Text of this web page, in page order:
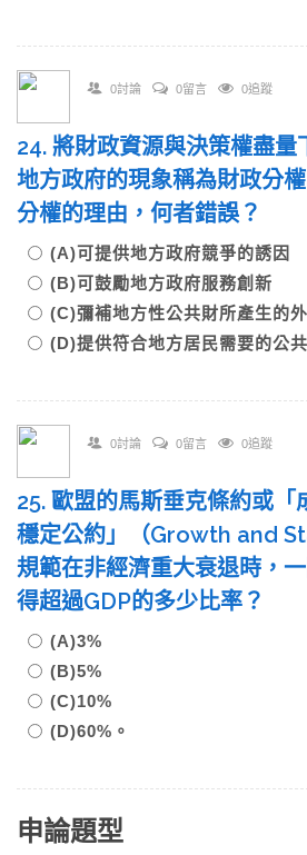
0討論 0留言 0追蹤
24. 將財政資源與決策權盡量
地方政府的現象稱為財政分
分權的理由，何者錯誤？
(A)可提供地方政府競爭的誘因
(B)可鼓勵地方政府服務創新
(C)彌補地方性公共財所產生的
(D)提供符合地方居民需要的公共
0討論 0留言 0追蹤
25. 歐盟的馬斯垂克條約或「
穩定公約」（Growth and
規範在非經濟重大衰退時，
得超過GDP的多少比率？
(A)3%
(B)5%
(C)10%
(D)60%。
申論題型